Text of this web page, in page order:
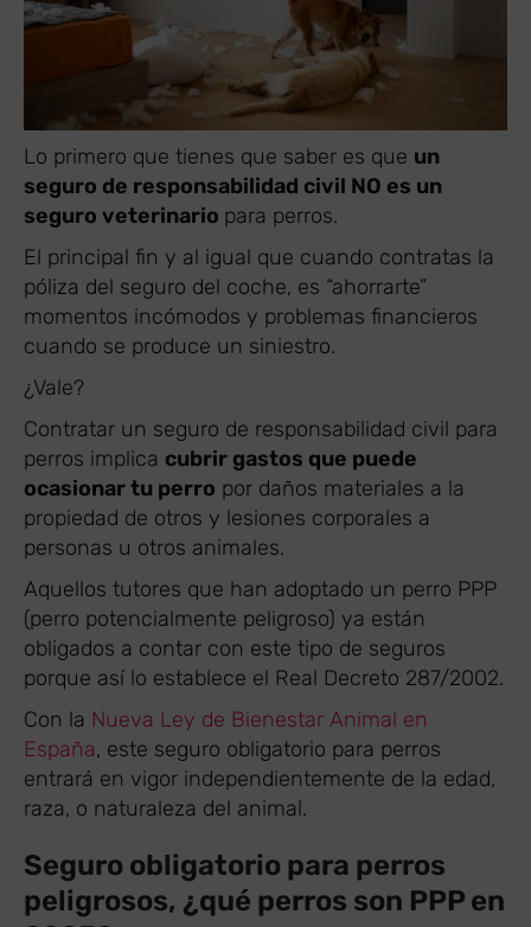
Lo primero que tienes que saber es que un
seguro de responsabilidad civil NO es un
seguro veterinario para perros.
El principal fin y al igual que cuando contratas la
póliza del seguro del coche, es “ahorrarte”
momentos incómodos y problemas financieros
cuando se produce un siniestro.
¿Vale?
Contratar un seguro de responsabilidad civil para
perros implica cubrir gastos que puede
ocasionar tu perro por daños materiales a la
propiedad de otros y lesiones corporales a
personas u otros animales.
Aquellos tutores que han adoptado un perro PPP
(perro potencialmente peligroso) ya están
obligados a contar con este tipo de seguros
porque así lo establece el Real Decreto 287/2002.
Con la Nueva Ley de Bienestar Animal en
España, este seguro obligatorio para perros
entrará en vigor independientemente de la edad,
raza, o naturaleza del animal.
Seguro obligatorio para perros
peligrosos, ¿qué perros son PPP en